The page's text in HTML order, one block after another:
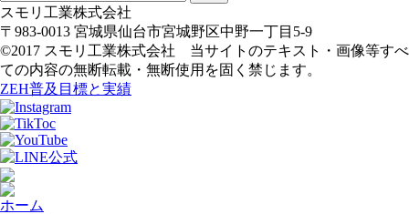
スモリ工業株式会社
〒983-0013 宮城県仙台市宮城野区中野一丁目5-9
©2017 スモリ工業株式会社 当サイトのテキスト・画像等すべ
ての内容の無断転載・無断使用を固く禁じます。
ZEH普及目標と実績
ホーム